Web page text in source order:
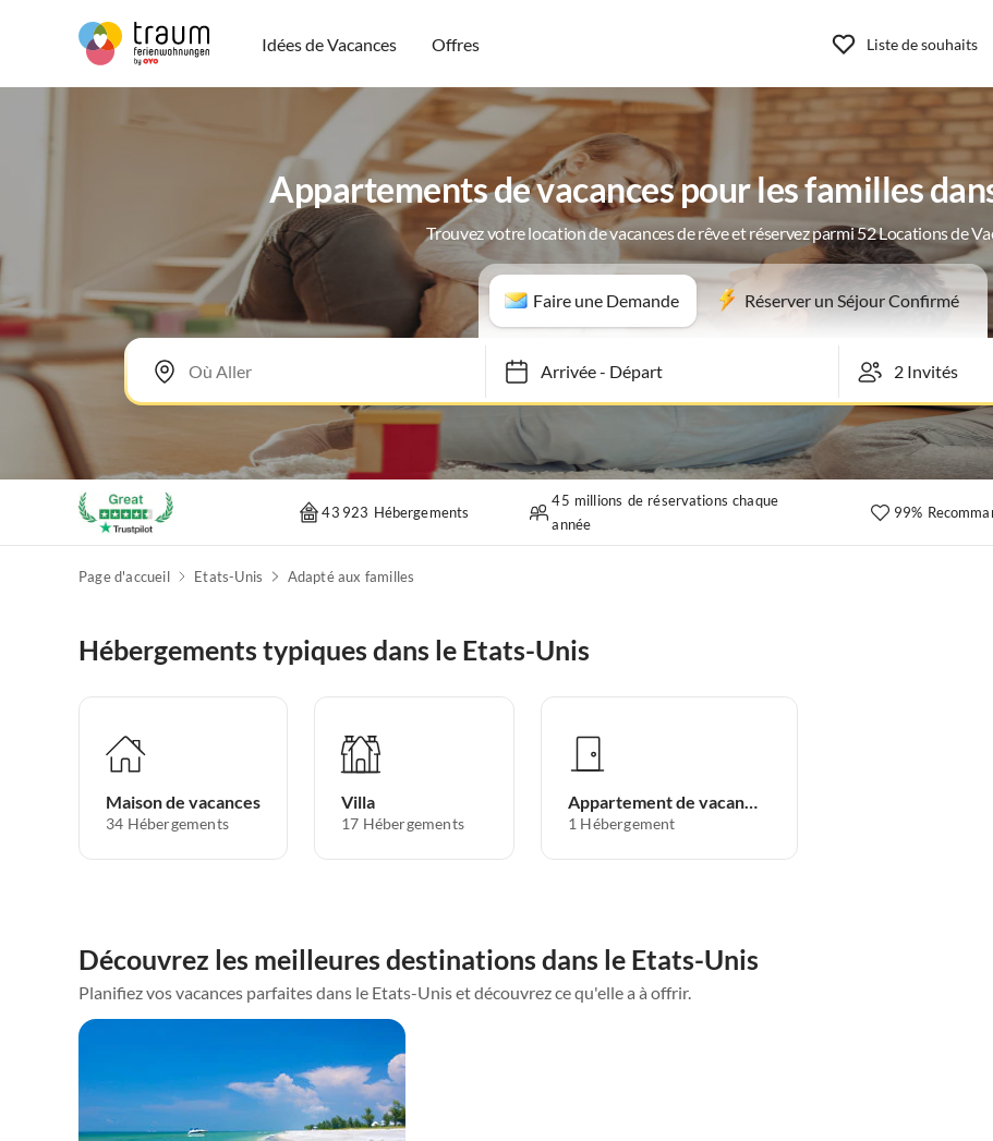
Idées de Vacances Offres Liste de souhaits
Appartements de vacances pour les familles
Trouvez votre location de vacances de rêve et réservez parmi 52 Locations de
Faire une Demande Réserver un Séjour Confirmé
Arrivée-Départ
43 923 Hébergements
45 millions de réservations chaque
année
99%
Page d'accueil Etats-Unis Adapté aux familles
Hébergements typiques dans le Etats-Unis
Maison de vacances
34 Hébergements
Villa
17 Hébergements
Appartement de vacances
1 Hébergement
Découvrez les meilleures destinations dans le Etats-Unis
Planifiez vos vacances parfaites dans le Etats-Unis et découvrez ce qu'elle a à offrir.